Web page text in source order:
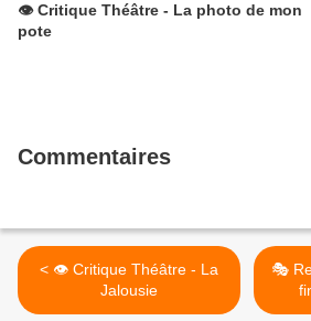
👁️ Critique Théâtre - La photo de mon
pote
Commentaires
< 👁️ Critique Théâtre - La
Jalousie
🎭